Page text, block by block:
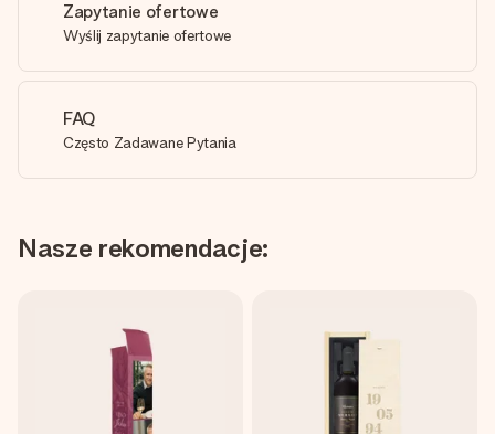
Zapytanie ofertowe
Wyślij zapytanie ofertowe
FAQ
Często Zadawane Pytania
Nasze rekomendacje: